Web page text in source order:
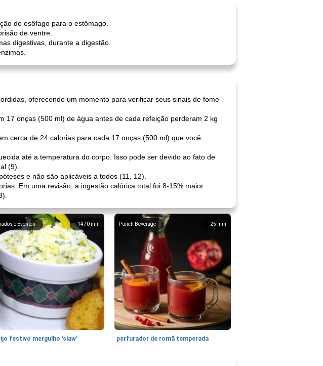
do esôfago para o estômago.
de ventre.
digestivas, durante a digestão.
oferecendo um momento para verificar seus sinais de fome
17 onças (500 ml) de água antes de cada refeição perderam 2 kg
cerca de 24 calorias para cada 17 onças (500 ml) que você
até a temperatura do corpo. Isso pode ser devido ao fato de
(9).
e não são aplicáveis ​​a todos (11, 12).
Em uma revisão, a ingestão calórica total foi 8-15% maior
1470 min
e Eventos
festivo mergulho 'slaw'
25 min
Punch Beverage
perfurador de romã temperada